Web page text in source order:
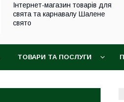
Інтернет-магазин товарів для
свята та карнавалу Шалене
свято
ТОВАРИ ТА ПОСЛУГИ